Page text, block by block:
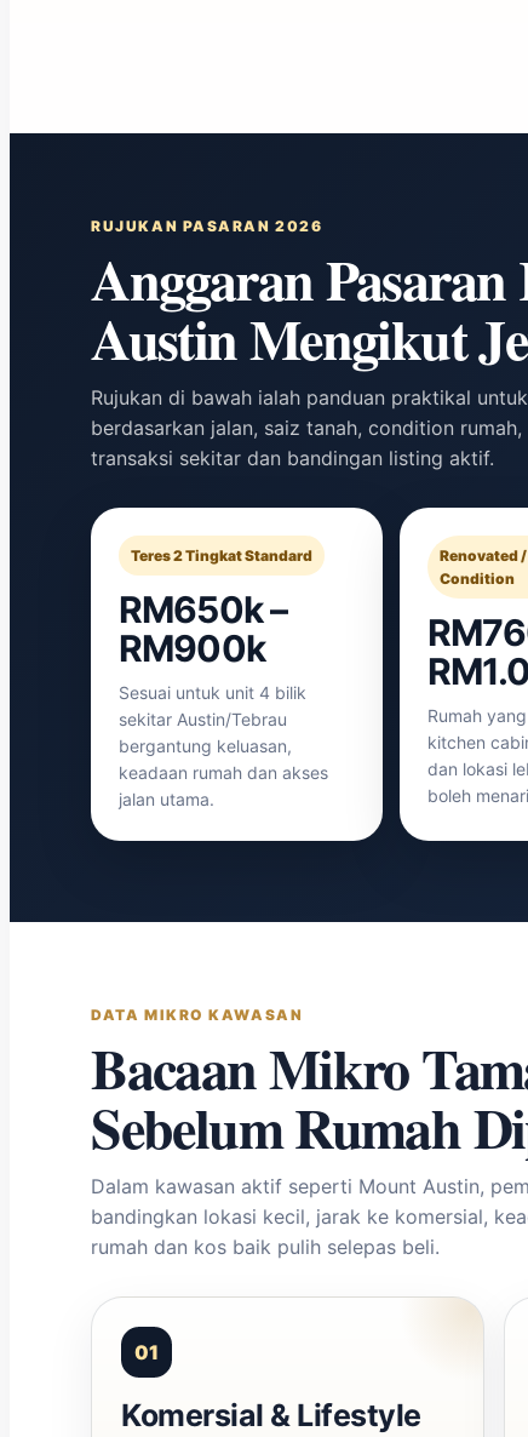
RUJUKAN PASARAN 2026
Anggaran
Austin Mengikut
Rujukan di bawah ialah panduan praktikal
berdasarkan jalan, saiz tanah, condition
transaksi sekitar dan bandingan listing aktif.
Teres 2 Tingkat Standard
RM650k –
RM900k
Sesuai untuk unit 4 bilik
sekitar Austin/Tebrau
bergantung keluasan,
keadaan rumah dan akses
jalan utama.
Renovated
Condition
Rumah
kitchen
dan lokasi
boleh
DATA MIKRO KAWASAN
Bacaan Mikro
Sebelum Rumah
Dalam kawasan aktif seperti Mount Austin,
bandingkan lokasi kecil, jarak ke komersial,
rumah dan kos baik pulih selepas beli.
01
Komersial & Lifestyle